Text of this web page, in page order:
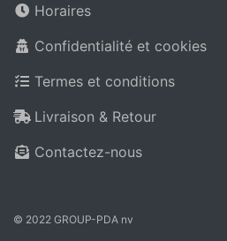
Horaires
Confidentialité et cookies
Termes et conditions
Livraison & Retour
Contactez-nous
© 2022 GROUP-PDA nv